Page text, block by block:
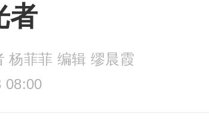
者
杨菲菲 编辑 缪晨霞
08:00